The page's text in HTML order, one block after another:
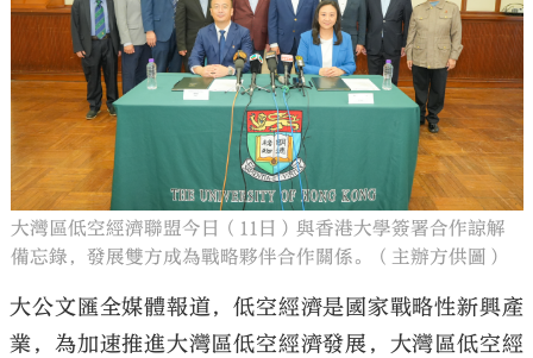
大灣區低空經濟聯盟今日（11日）與香港大學簽署合作諒解
備忘錄，發展雙方成為戰略夥伴合作關係。（主辦方供圖）
大公文匯全媒體報道，低空經濟是國家戰略性新興產
業，為加速推進大灣區低空經濟發展，大灣區低空經